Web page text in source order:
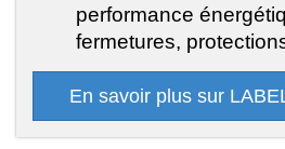
performance
fermetures,
En savoir plus sur